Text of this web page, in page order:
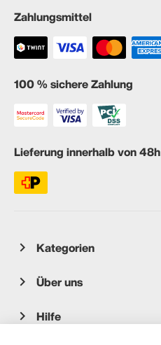
Zahlungsmittel
100 % sichere Zahlung
Lieferung innerhalb von 48h
Kategorien
Über uns
Hilfe